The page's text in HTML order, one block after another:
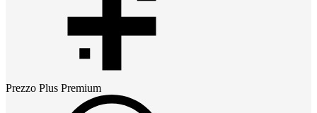
Prezzo Plus Premium